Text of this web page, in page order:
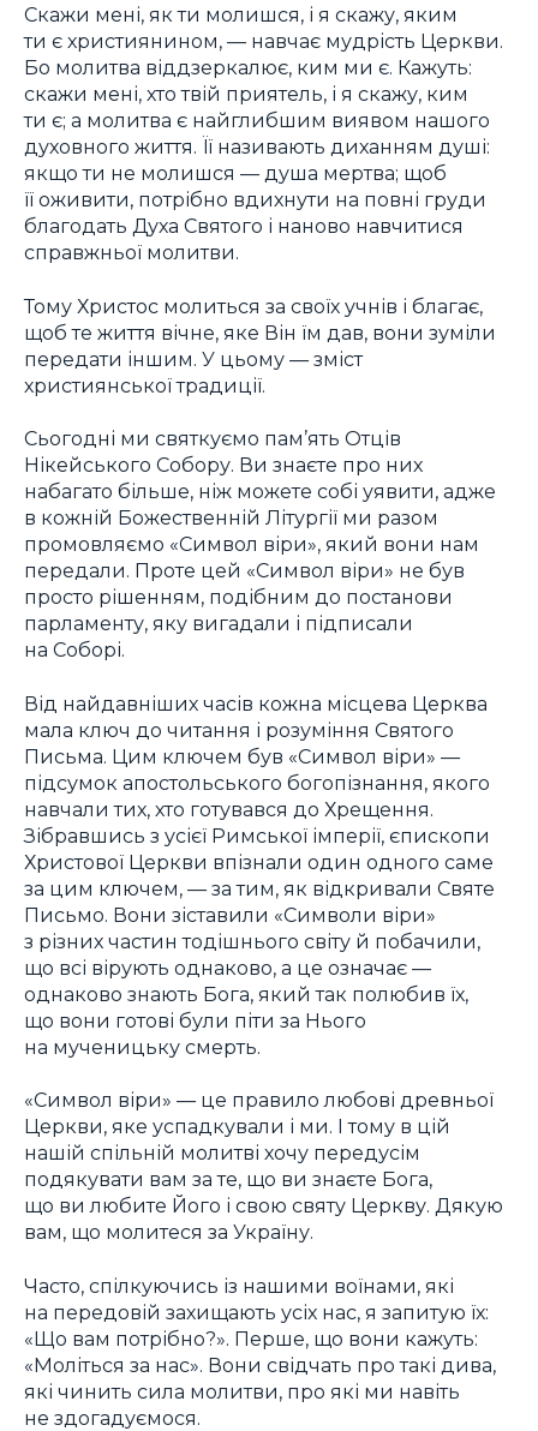
Скажи мені, як ти молишся, і я скажу, яким
ти є християнином, — навчає мудрість Церкви.
Бо молитва віддзеркалює, ким ми є. Кажуть:
скажи мені, хто твій приятель, і я скажу, ким
ти є; а молитва є найглибшим виявом нашого
духовного життя. Її називають диханням душі:
якщо ти не молишся — душа мертва; щоб
її оживити, потрібно вдихнути на повні груди
благодать Духа Святого і наново навчитися
справжньої молитви.
Тому Христос молиться за своїх учнів і благає,
щоб те життя вічне, яке Він їм дав, вони зуміли
передати іншим. У цьому — зміст
християнської традиції.
Сьогодні ми святкуємо пам’ять Отців
Нікейського Собору. Ви знаєте про них
набагато більше, ніж можете собі уявити, адже
в кожній Божественній Літургії ми разом
промовляємо «Символ віри», який вони нам
передали. Проте цей «Символ віри» не був
просто рішенням, подібним до постанови
парламенту, яку вигадали і підписали
на Соборі.
Від найдавніших часів кожна місцева Церква
мала ключ до читання і розуміння Святого
Письма. Цим ключем був «Символ віри» —
підсумок апостольського богопізнання, якого
навчали тих, хто готувався до Хрещення.
Зібравшись з усієї Римської імперії, єпископи
Христової Церкви впізнали один одного саме
за цим ключем, — за тим, як відкривали Святе
Письмо. Вони зіставили «Символи віри»
з різних частин тодішнього світу й побачили,
що всі вірують однаково, а це означає —
однаково знають Бога, який так полюбив їх,
що вони готові були піти за Нього
на мученицьку смерть.
«Символ віри» — це правило любові древньої
Церкви, яке успадкували і ми. І тому в цій
нашій спільній молитві хочу передусім
подякувати вам за те, що ви знаєте Бога,
що ви любите Його і свою святу Церкву. Дякую
вам, що молитеся за Україну.
Часто, спілкуючись із нашими воїнами, які
на передовій захищають усіх нас, я запитую їх:
«Що вам потрібно?». Перше, що вони кажуть:
«Моліться за нас». Вони свідчать про такі дива,
які чинить сила молитви, про які ми навіть
не здогадуємося.